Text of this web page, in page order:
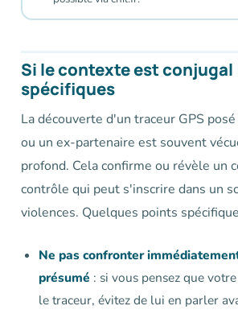
Si le contexte est conjugal
spécifiques
La découverte d'un traceur GPS
ou un ex-partenaire est souvent
profond. Cela confirme ou révèle un
contrôle qui peut s'inscrire dans un
violences. Quelques points
Ne pas confronter
présumé : si vous pensez que
le traceur, évitez de lui en parler